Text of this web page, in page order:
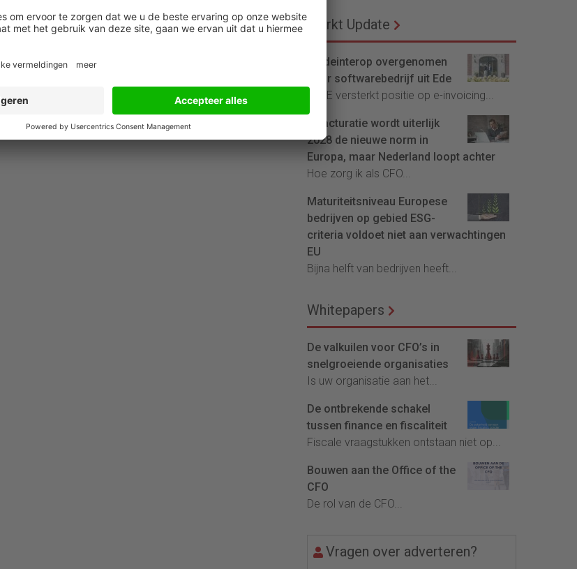
Markt Update
Tradeinterop overgenomen
door softwarebedrijf uit Ede
4CEE versterkt positie op e-invoicing...
E-facturatie wordt uiterlijk
2028 de nieuwe norm in
Europa, maar Nederland loopt achter
Hoe zorg ik als CFO...
Maturiteitsniveau Europese
bedrijven op gebied ESG-
criteria voldoet niet aan verwachtingen
EU
Bijna helft van bedrijven heeft...
Whitepapers
De valkuilen voor CFO’s in
snelgroeiende organisaties
Is uw organisatie aan het...
De ontbrekende schakel
tussen finance en fiscaliteit
Fiscale vraagstukken ontstaan niet op...
Bouwen aan the Office of the
CFO
De rol van de CFO...
Vragen over adverteren?